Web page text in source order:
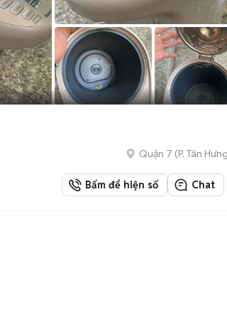
Quận 7 (P. Tân
Bấm để hiện số Chat